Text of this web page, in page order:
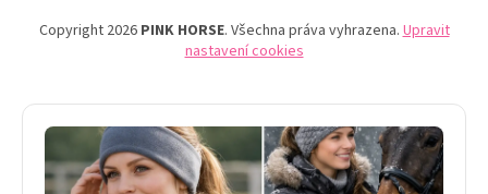
Copyright 2026 PINK HORSE. Všechna práva vyhrazena. Upravit
nastavení cookies